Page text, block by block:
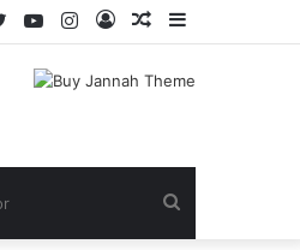
Sidebar
Random
Log
Instagram
YouTube
Twitter